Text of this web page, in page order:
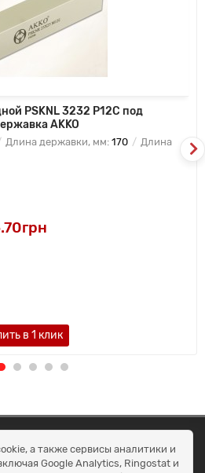
PSKNL 3232 P12C под
AKKO
Длина державки, мм: 170
Длина
в 1 клик
а также сервисы аналитики и
Google Analytics, Ringostat и